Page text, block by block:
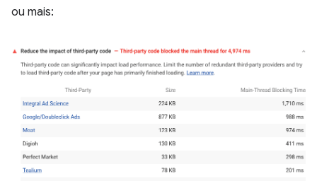
ou mais: